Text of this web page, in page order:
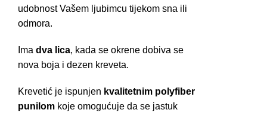
udobnost Vašem ljubimcu tijekom sna ili
odmora.
Ima dva lica, kada se okrene dobiva se
nova boja i dezen kreveta.
Krevetić je ispunjen kvalitetnim polyfiber
punilom koje omogućuje da se jastuk